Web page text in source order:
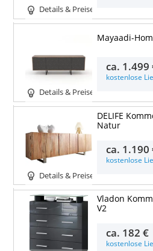
Details & Preise
Details & Preise
Mayaadi-
ca. 1.499
kostenlose
Details & Preise
DELIFE
Natur
ca. 1.190
kostenlose
Vladon
V2
ca. 182 €
kostenlose